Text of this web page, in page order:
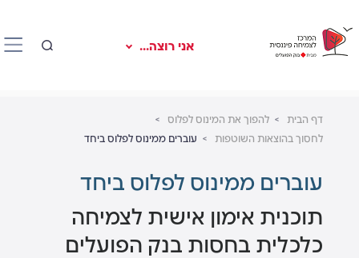
אני רוצה...
דף הבית
להפוך את המינוס לפלוס
לחסוך בהוצאות השוטפות
עוברים ממינוס לפלוס ביחד
עוברים ממינוס לפלוס ביחד
תוכנית אימון אישית לצמיחה
כלכלית בחסות בנק הפועלים